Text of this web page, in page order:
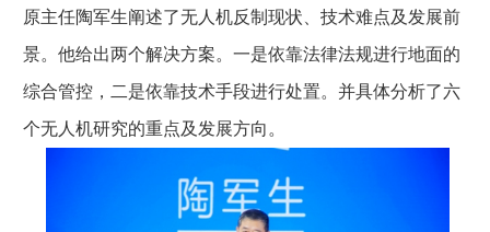
原主任陶军生阐述了无人机反制现状、技术难点及发展前
景。他给出两个解决方案。一是依靠法律法规进行地面的
综合管控，二是依靠技术手段进行处置。并具体分析了六
个无人机研究的重点及发展方向。